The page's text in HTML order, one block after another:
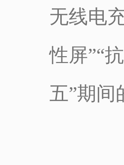
无线电
性屏”“
五”期间